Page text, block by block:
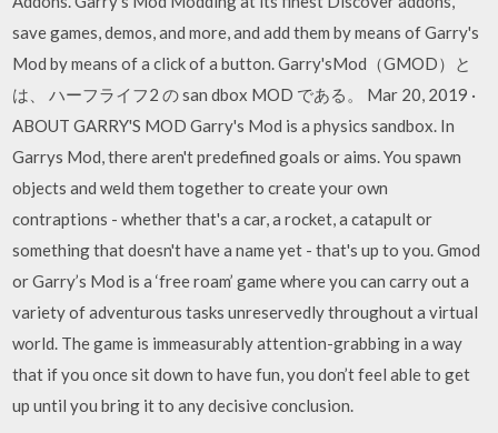
save games, demos, and more, and add them by means of Garry's
Mod by means of a click of a button. Garry'sMod（GMOD）と
は、 ハーフライフ2 の san dbox MOD である。 Mar 20, 2019 ·
ABOUT GARRY'S MOD Garry's Mod is a physics sandbox. In
Garrys Mod, there aren't predefined goals or aims. You spawn
objects and weld them together to create your own
contraptions - whether that's a car, a rocket, a catapult or
something that doesn't have a name yet - that's up to you. Gmod
or Garry’s Mod is a ‘free roam’ game where you can carry out a
variety of adventurous tasks unreservedly throughout a virtual
world. The game is immeasurably attention-grabbing in a way
that if you once sit down to have fun, you don’t feel able to get
up until you bring it to any decisive conclusion.